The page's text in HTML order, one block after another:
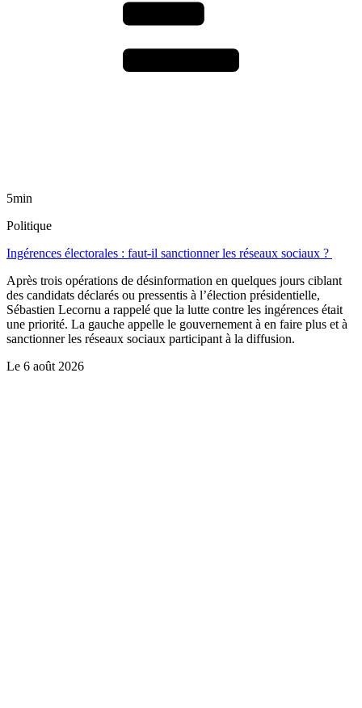
5min
Politique
Ingérences électorales : faut-il sanctionner les réseaux sociaux ?
Après trois opérations de désinformation en quelques jours ciblant
des candidats déclarés ou pressentis à l’élection présidentielle,
Sébastien Lecornu a rappelé que la lutte contre les ingérences était
une priorité. La gauche appelle le gouvernement à en faire plus et à
sanctionner les réseaux sociaux participant à la diffusion.
Le 6 août 2026